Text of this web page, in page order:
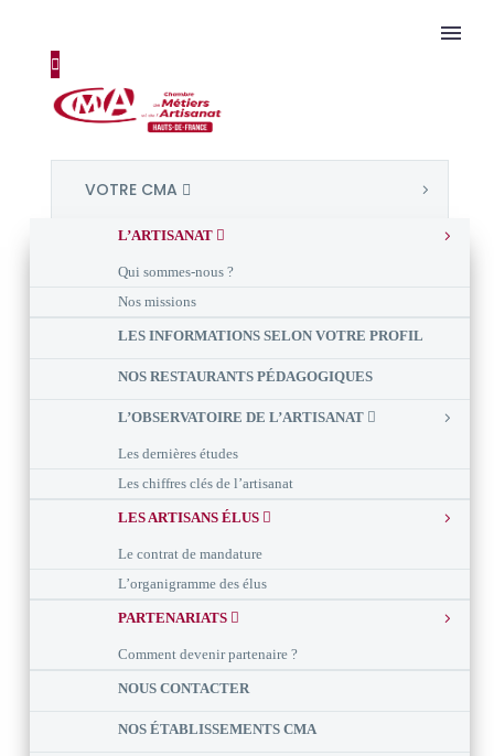
VOTRE CMA
L’ARTISANAT
Qui sommes-nous ?
Nos missions
LES INFORMATIONS SELON VOTRE PROFIL
NOS RESTAURANTS PÉDAGOGIQUES
L’OBSERVATOIRE DE L’ARTISANAT
Les dernières études
Les chiffres clés de l’artisanat
LES ARTISANS ÉLUS
Le contrat de mandature
L’organigramme des élus
PARTENARIATS
Comment devenir partenaire ?
NOUS CONTACTER
NOS ÉTABLISSEMENTS CMA